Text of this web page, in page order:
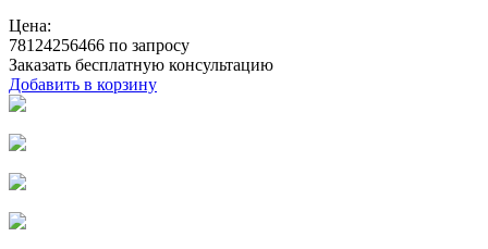
Цена:
78124256466 по запросу
Заказать бесплатную консультацию
Добавить в корзину